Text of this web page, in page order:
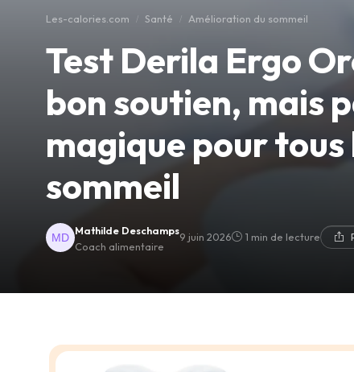
Les-calories.com Santé Amélioration du sommeil
Test Derila Ergo
bon soutien, mais
magique pour
sommeil
Mathilde Deschamps
Coach alimentaire
9 juin 2026 1 min de lecture